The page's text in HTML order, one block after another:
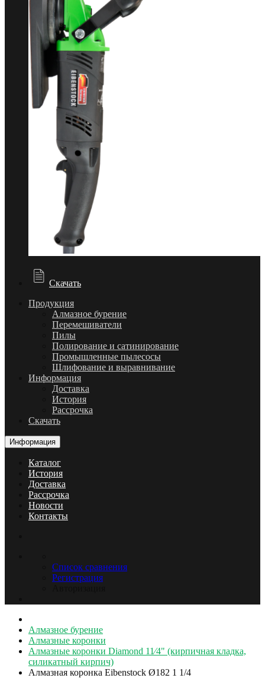
Скачать
Продукция
Алмазное бурение
Перемешиватели
Пилы
Полирование и сатинирование
Промышленные пылесосы
Шлифование и выравнивание
Информация
Доставка
История
Рассрочка
Скачать
Информация
Каталог
История
Доставка
Рассрочка
Новости
Контакты
Список сравнения
Регистрация
Алмазное бурение
Алмазные коронки
Алмазные коронки Diamond 11⁄4" (кирпичная кладка,
силикатный кирпич)
Алмазная коронка Eibenstock Ø182 1 1/4